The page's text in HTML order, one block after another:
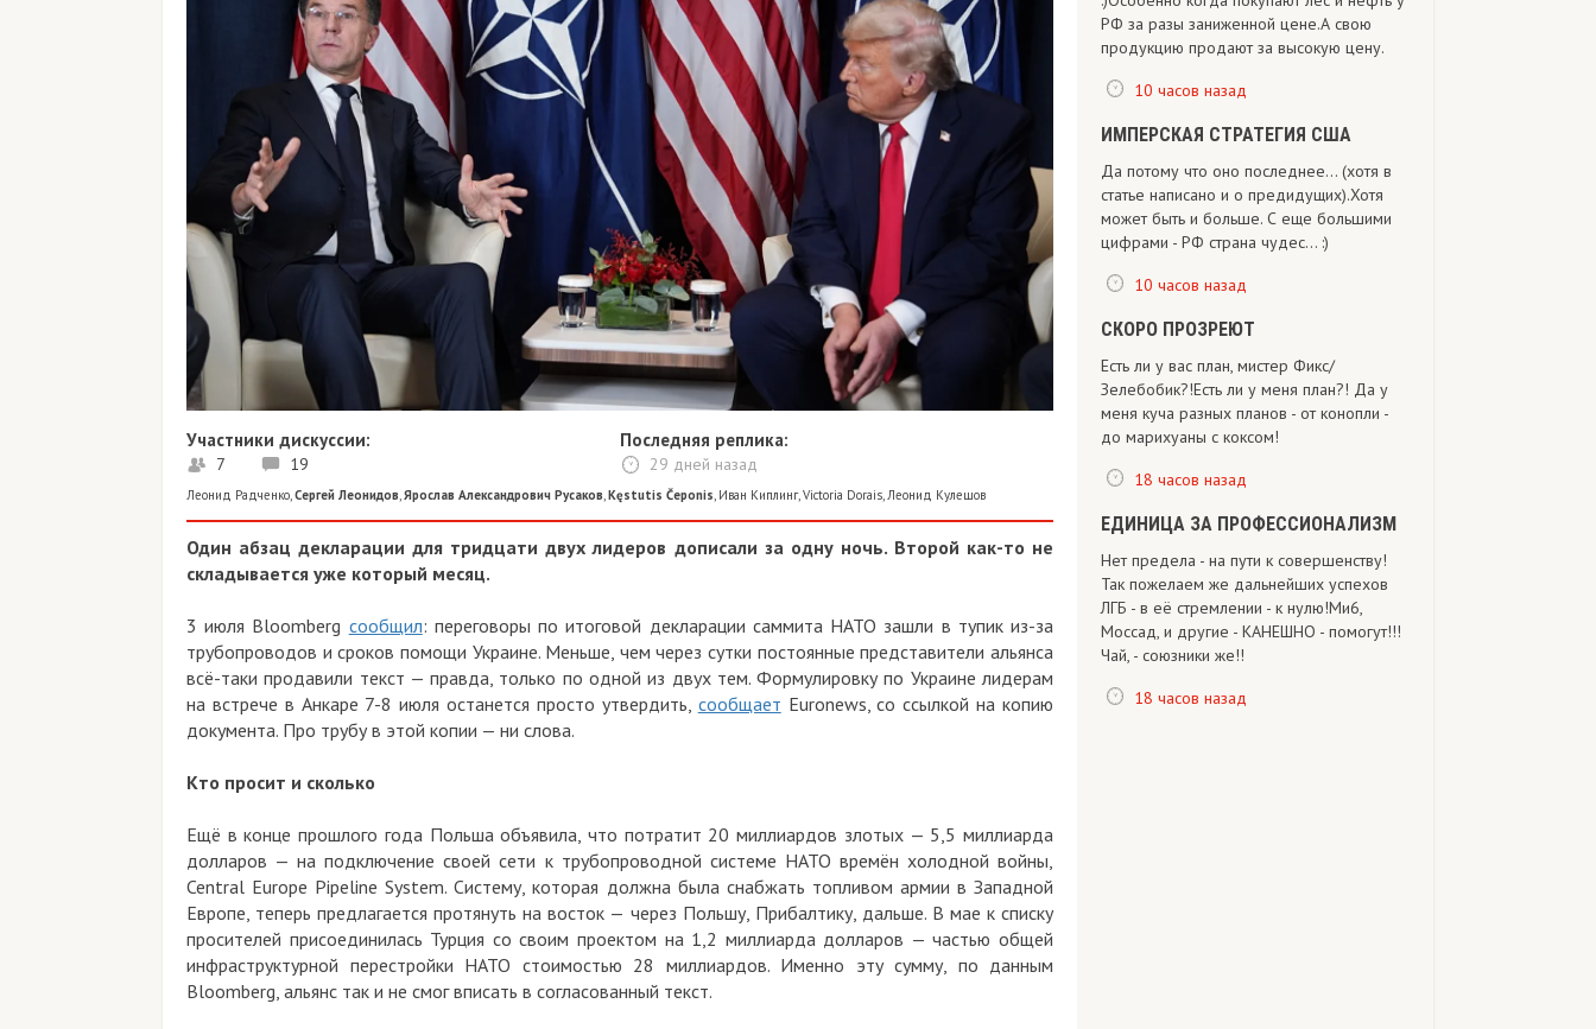
Участники дискуссии:
7 19
Последняя реплика:
29 дней назад
Леонид Радченко,Сергей Леонидов,Ярослав Александрович Русаков,Kęstutis Čeponis, Иван Киплинг,Victoria Dorais,Леонид Кулешов
Один абзац декларации для тридцати двух лидеров дописали за одну ночь. Второй как-то не
складывается уже который месяц.
3 июля Bloomberg сообщил: переговоры по итоговой декларации саммита НАТО зашли в тупик из-за
трубопроводов и сроков помощи Украине. Меньше, чем через сутки постоянные представители альянса
всё-таки продавили текст — правда, только по одной из двух тем. Формулировку по Украине лидерам
на встрече в Анкаре 7-8 июля останется просто утвердить, сообщает Euronews, со ссылкой на копию
документа. Про трубу в этой копии — ни слова.
Кто просит и сколько
Ещё в конце прошлого года Польша объявила, что потратит 20 миллиардов злотых — 5,5 миллиарда
долларов — на подключение своей сети к трубопроводной системе НАТО времён холодной войны,
Central Europe Pipeline System. Систему, которая должна была снабжать топливом армии в Западной
Европе, теперь предлагается протянуть на восток — через Польшу, Прибалтику, дальше. В мае к списку
просителей присоединилась Турция со своим проектом на 1,2 миллиарда долларов — частью общей
инфраструктурной перестройки НАТО стоимостью 28 миллиардов. Именно эту сумму, по данным
Bloomberg, альянс так и не смог вписать в согласованный текст.
РФ за разы заниженной цене.А свою
продукцию продают за высокую цену.
10 часов назад
ИМПЕРСКАЯ СТРАТЕГИЯ США
Да потому что оно последнее... (хотя в
статье написано и о предидущих).Хотя
может быть и больше. С еще большими
цифрами - РФ страна чудес... :)
10 часов назад
СКОРО ПРОЗРЕЮТ
Есть ли у вас план, мистер Фикс/
Зелебобик?!Есть ли у меня план?! Да у
меня куча разных планов - от конопли -
до марихуаны с коксом!
18 часов назад
ЕДИНИЦА ЗА ПРОФЕССИОНАЛИЗМ
Нет предела - на пути к совершенству!
Так пожелаем же дальнейших успехов
ЛГБ - в её стремлении - к нулю!Ми6,
Моссад, и другие - КАНЕШНО - помогут!!!
Чай, - союзники же!!
18 часов назад